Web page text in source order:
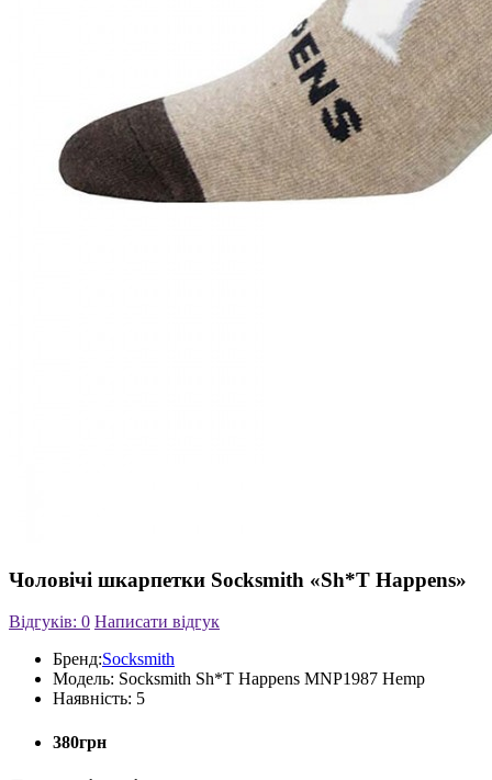
Чоловічі шкарпетки Socksmith «Sh*T Happens»
Відгуків: 0 Написати відгук
Бренд:Socksmith
Модель: Socksmith Sh*T Happens MNP1987 Hemp
Наявність: 5
380грн